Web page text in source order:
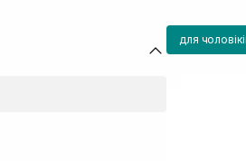
для